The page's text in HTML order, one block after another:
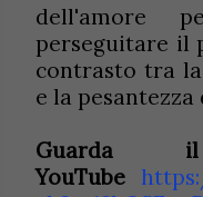
dell'amore
perseguitare il
contrasto tra
e la pesantezza
Guarda
YouTube